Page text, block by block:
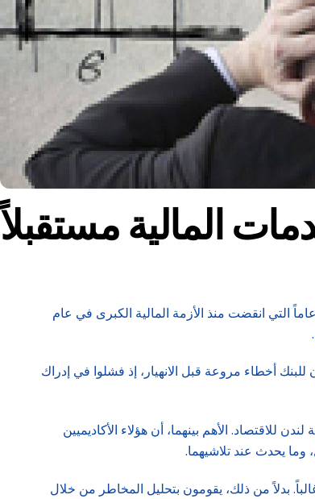
المالية مستقبلاً
إذا طرحت هذا التساؤل على المسؤولين التنظيميين في الغرب، فلربما يجيبونك بأنه يمكن كبحها «بشكل جيد جداً». ففي نهاية المطاف، خلال الـ 15 عاماً التي انقضت منذ الأزمة المالية الكبرى في عام
أخطاء مروعة قبل الانهيار، إذ فشلوا في إدراك
للاقتصاد. الأهم بينهما، أن هؤلاء الأكاديميين
وما يحدث عند تلاشيهما.
بدلاً من ذلك، يقومون بتحليل المخاطر من خلال